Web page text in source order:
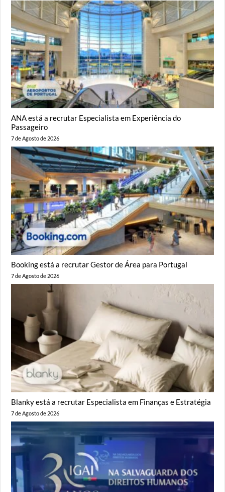
ANA está a recrutar Especialista em Experiência do
Passageiro
7 de Agosto de 2026
Booking está a recrutar Gestor de Área para Portugal
7 de Agosto de 2026
Blanky está a recrutar Especialista em Finanças e Estratégia
7 de Agosto de 2026